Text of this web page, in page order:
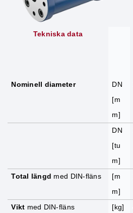
Tekniska data
Nominell diameter
DN
[m
m]
DN
[tu
m]
Total längd med DIN-fläns
[m
m]
Vikt med DIN-fläns [kg]